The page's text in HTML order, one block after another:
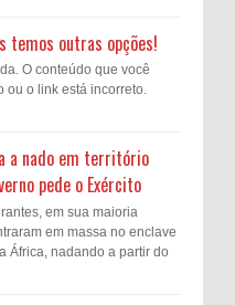
temos outras opções!
O conteúdo que você
ou o link está incorreto.
a nado em território
pede o Exército
em sua maioria
em massa no enclave
África, nadando a partir do